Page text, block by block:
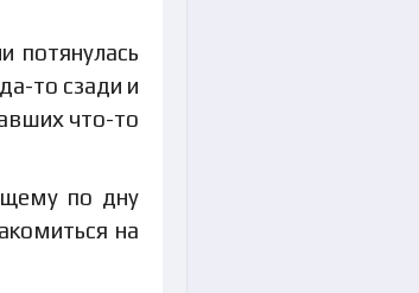
потянулась
то сзади и
что-то
по дну
на